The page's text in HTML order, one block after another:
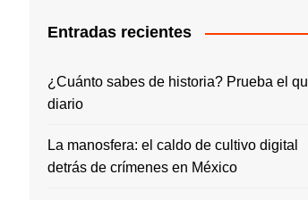
Entradas recientes
¿Cuánto sabes de historia? Prueba el
diario
La manosfera: el caldo de cultivo digital
detrás de crímenes en México